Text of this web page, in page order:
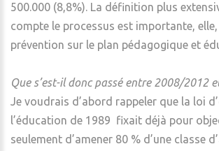
500.000 (8,8%). La définition plus
compte le processus est importante,
prévention sur le plan pédagogique et
Que s’est-il donc passé entre 2008/2012
Je voudrais d’abord rappeler que la loi
l’éducation de 1989 fixait déjà pour
seulement d’amener 80 % d’une classe